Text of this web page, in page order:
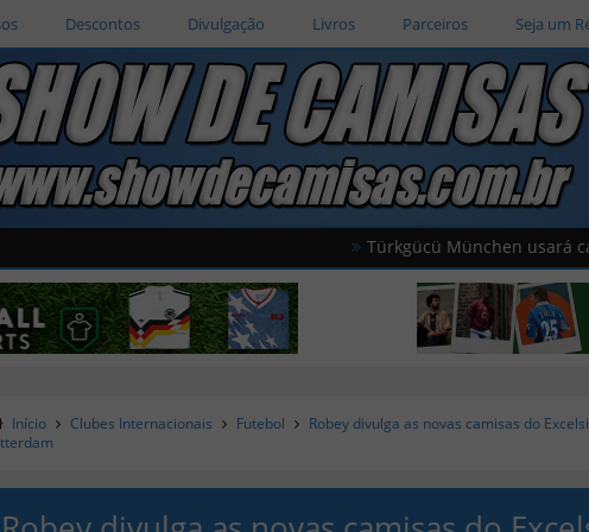
Descontos Divulgação Livros Parceiros Seja um
Türkgücü München usará camisas
Início Clubes Internacionais Futebol
Robey divulga as novas camisas do